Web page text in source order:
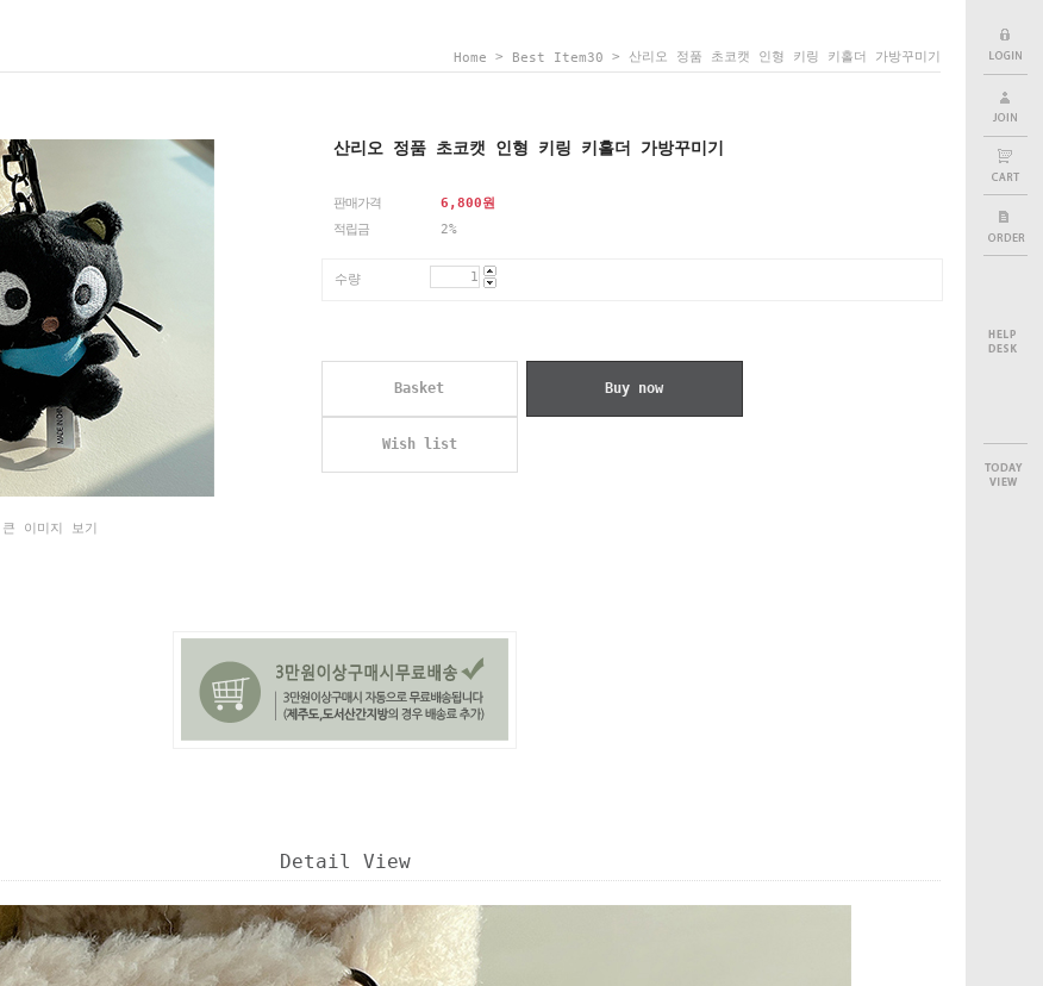
Home > Best Item30 > 산리오 정품 초코캣 인형 키링 키홀더 가방꾸미기
큰 이미지 보기
산리오 정품 초코캣 인형 키링 키홀더 가방꾸미기
판매가격 6,800원
적립금
2%
수량
Basket Buy now
Wish list
Detail View